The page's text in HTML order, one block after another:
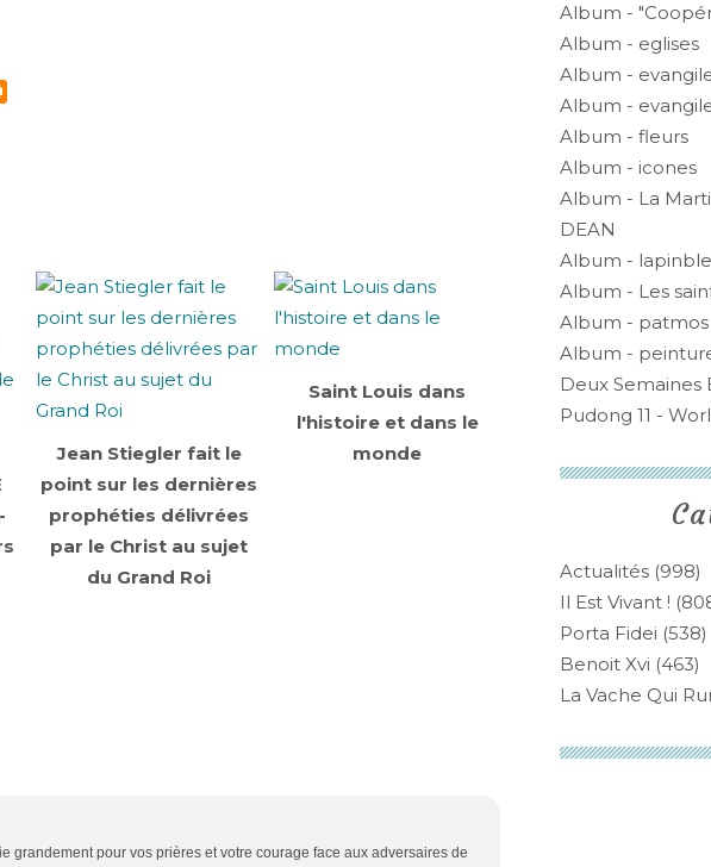
Jean Stiegler fait le
point sur les dernières
prophéties délivrées
par le Christ au sujet
du Grand Roi
Saint Louis dans
l'histoire et dans le
monde
grandement pour vos prières et votre courage face aux adversaires de
Actualités (998)
Il Est Vivant !
Porta Fidei (538)
Benoit Xvi (463)
La Vache Qui
Album -
Album - eglises
Album -
Album -
Album - fleurs
Album - icones
Album - La
DEAN
Album -
Album - Les
Album - patmos
Album -
Deux Semaines
Pudong 11 -